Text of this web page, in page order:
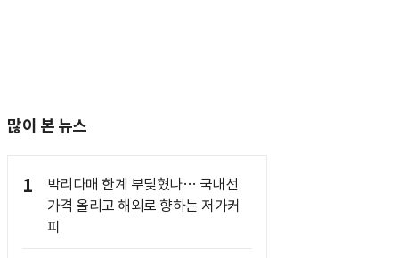
많이 본 뉴스
1
박리다매 한계 부딪혔나… 국내선
가격 올리고 해외로 향하는 저가커
피